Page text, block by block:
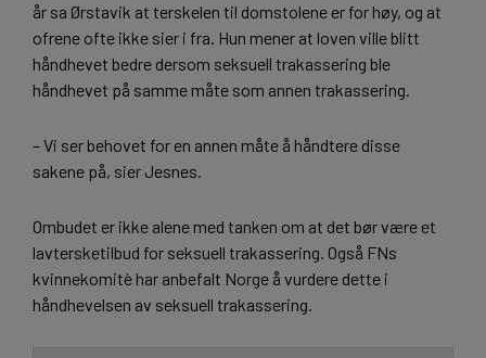
år sa Ørstavik at terskelen til domstolene er for høy, og at
ofrene ofte ikke sier i fra. Hun mener at loven ville blitt
håndhevet bedre dersom seksuell trakassering ble
håndhevet på samme måte som annen trakassering.
– Vi ser behovet for en annen måte å håndtere disse
sakene på, sier Jesnes.
Ombudet er ikke alene med tanken om at det bør være et
lavtersketilbud for seksuell trakassering. Også FNs
kvinnekomitè har anbefalt Norge å vurdere dette i
håndhevelsen av seksuell trakassering.